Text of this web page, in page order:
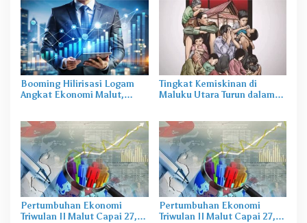
Booming Hilirisasi Logam
Angkat Ekonomi Malut,
Tingkat Kemiskinan di
Maluku Utara Turun dalam
Pertumbuhan Ekonomi
Triwulan II Malut Capai 27,74
Pertumbuhan Ekonomi
Triwulan II Malut Capai 27,74